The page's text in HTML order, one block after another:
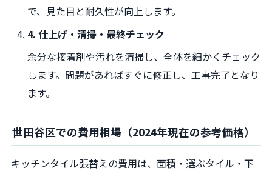
で、見た目と耐久性が向上します。
4. 仕上げ・清掃・最終チェック
余分な接着剤や汚れを清掃し、全体を細かくチェック
します。問題があればすぐに修正し、工事完了となり
ます。
世田谷区での費用相場（2024年現在の参考価格）
キッチンタイル張替えの費用は、面積・選ぶタイル・下